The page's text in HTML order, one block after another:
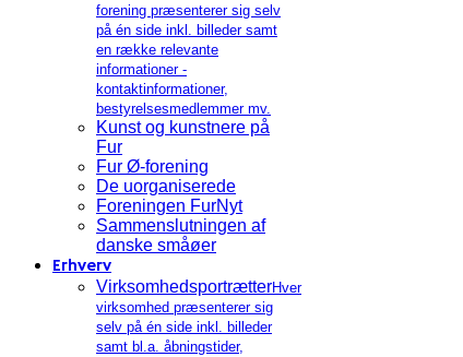
forening præsenterer sig selv
på én side inkl. billeder samt
en række relevante
informationer -
kontaktinformationer,
bestyrelsesmedlemmer mv.
Kunst og kunstnere på
Fur
Fur Ø-forening
De uorganiserede
Foreningen FurNyt
Sammenslutningen af
danske småøer
Erhverv
VirksomhedsportrætterHver
virksomhed præsenterer sig
selv på én side inkl. billeder
samt bl.a. åbningstider,